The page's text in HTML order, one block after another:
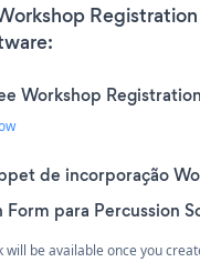
Workshop
de incorporação
Form para Percussion
will be available once you